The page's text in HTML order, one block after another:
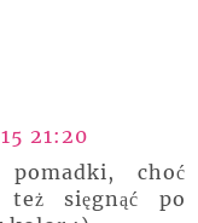
21:20
pomadki, choć
sięgnąć po